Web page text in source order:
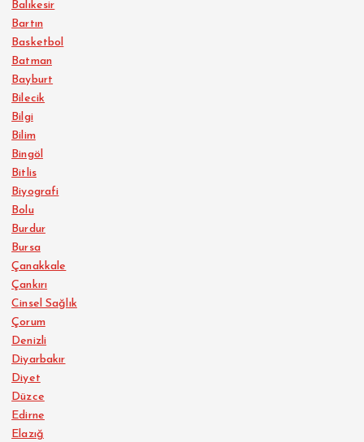
Balıkesir
Bartın
Basketbol
Batman
Bayburt
Bilecik
Bilgi
Bilim
Bingöl
Bitlis
Biyografi
Bolu
Burdur
Bursa
Çanakkale
Çankırı
Cinsel Sağlık
Çorum
Denizli
Diyarbakır
Diyet
Düzce
Edirne
Elazığ